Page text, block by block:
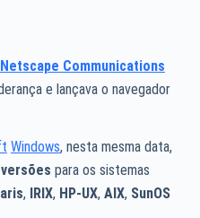
Netscape Communications
e lançava o navegador
Windows, nesta mesma data,
para os sistemas
, IRIX, HP-UX, AIX, SunOS